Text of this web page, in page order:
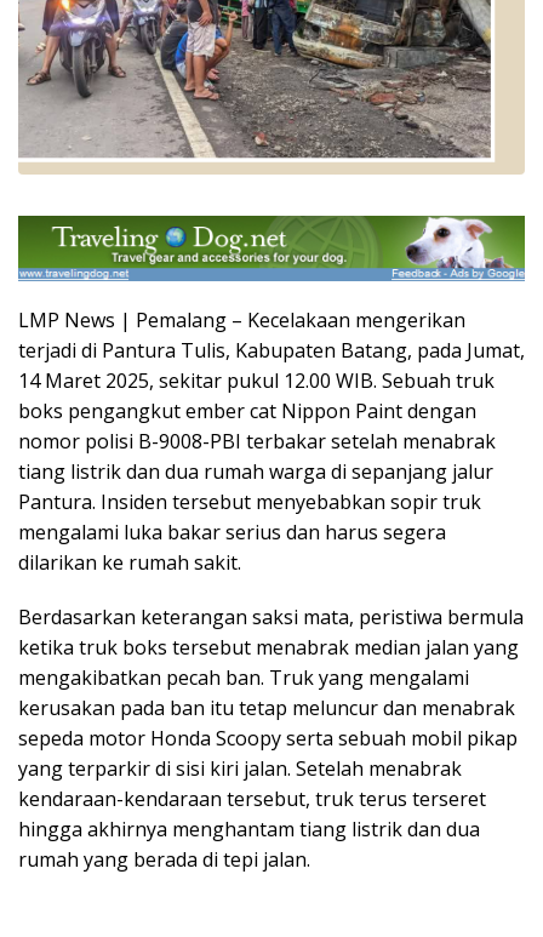
LMP News | Pemalang – Kecelakaan mengerikan
terjadi di Pantura Tulis, Kabupaten Batang, pada Jumat,
14 Maret 2025, sekitar pukul 12.00 WIB. Sebuah truk
boks pengangkut ember cat Nippon Paint dengan
nomor polisi B-9008-PBI terbakar setelah menabrak
tiang listrik dan dua rumah warga di sepanjang jalur
Pantura. Insiden tersebut menyebabkan sopir truk
mengalami luka bakar serius dan harus segera
dilarikan ke rumah sakit.
Berdasarkan keterangan saksi mata, peristiwa bermula
ketika truk boks tersebut menabrak median jalan yang
mengakibatkan pecah ban. Truk yang mengalami
kerusakan pada ban itu tetap meluncur dan menabrak
sepeda motor Honda Scoopy serta sebuah mobil pikap
yang terparkir di sisi kiri jalan. Setelah menabrak
kendaraan-kendaraan tersebut, truk terus terseret
hingga akhirnya menghantam tiang listrik dan dua
rumah yang berada di tepi jalan.